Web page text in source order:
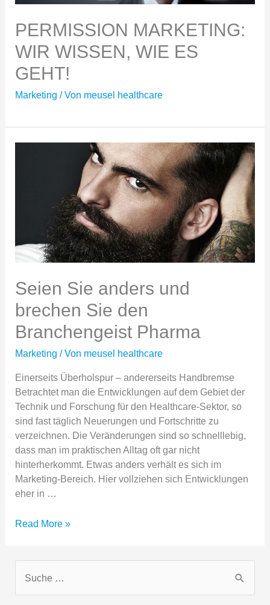
PERMISSION MARKETING:
WIR WISSEN, WIE ES
GEHT!
Marketing / Von meusel healthcare
Seien Sie anders und
brechen Sie den
Branchengeist Pharma
Marketing / Von meusel healthcare
Einerseits Überholspur – andererseits Handbremse
Betrachtet man die Entwicklungen auf dem Gebiet der
Technik und Forschung für den Healthcare-Sektor, so
sind fast täglich Neuerungen und Fortschritte zu
verzeichnen. Die Veränderungen sind so schnelllebig,
dass man im praktischen Alltag oft gar nicht
hinterherkommt. Etwas anders verhält es sich im
Marketing-Bereich. Hier voll­­ziehen sich Ent­­wick­­lungen
eher in …
Seien
brechen
Sie
Read More »